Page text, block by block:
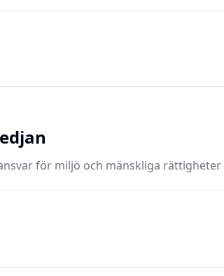
för miljö och mänskliga rättigheter